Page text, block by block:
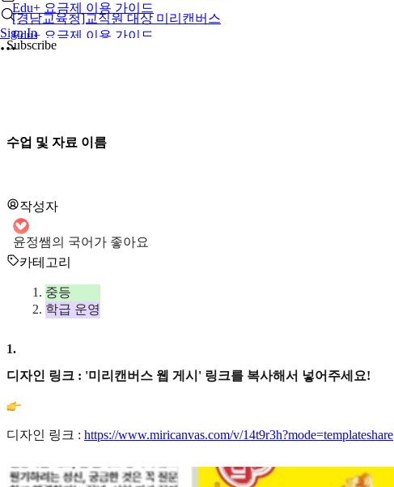
Sign In
Edu+ 요금제 이용 가이드
[경남교육청]교직원 대상 미리캔버스
Edu+ 요금제 이용 가이드
Subscribe
수업 및 자료 이름
작성자
윤정쌤의 국어가 좋아요
카테고리
중등
학급 운영
1.
디자인 링크 : '미리캔버스 웹 게시' 링크를 복사해서 넣어주세요!
디자인 링크 : https://www.miricanvas.com/v/14t9r3h?mode=templateshare